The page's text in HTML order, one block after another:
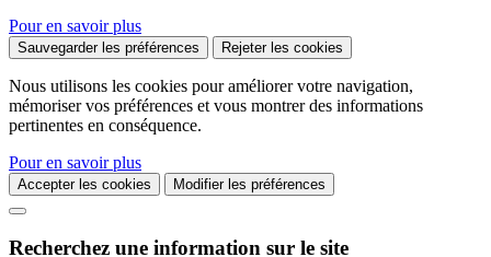
Pour en savoir plus
Sauvegarder les préférences Rejeter les cookies
Nous utilisons les cookies pour améliorer votre navigation,
mémoriser vos préférences et vous montrer des informations
pertinentes en conséquence.
Pour en savoir plus
Accepter les cookies Modifier les préférences
Recherchez une information sur le site